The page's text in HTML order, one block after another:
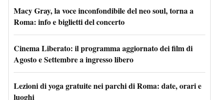
Macy Gray, la voce inconfondibile del neo soul, torna a
Roma: info e biglietti del concerto
Cinema Liberato: il programma aggiornato dei film di
Agosto e Settembre a ingresso libero
Lezioni di yoga gratuite nei parchi di Roma: date, orari e
luoghi